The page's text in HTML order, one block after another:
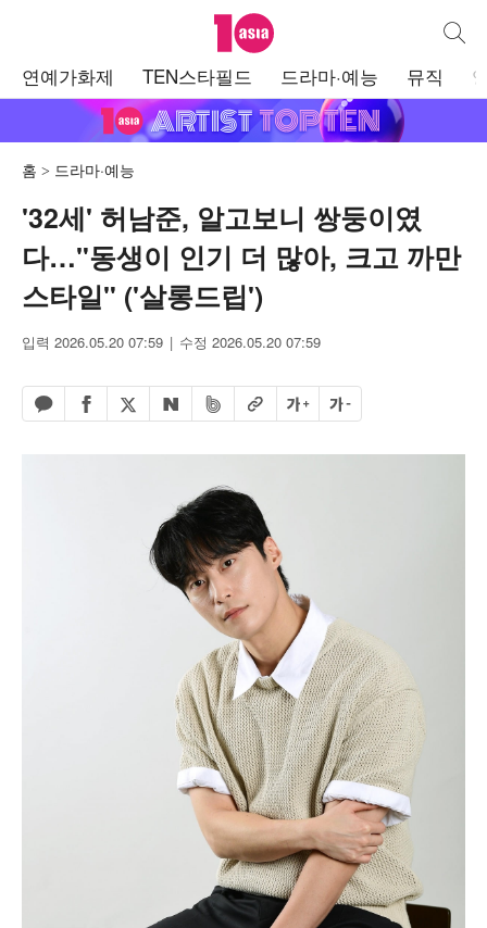
텐아시아 통합
연예가화제 TEN스타필드 드라마·예능 뮤직
홈 드라마·예능
'32세' 허남준, 알고보니 쌍둥이였
다…"동생이 인기 더 많아, 크고 까만
스타일" ('살롱드립')
입력 2026.05.20 07:59 수정 2026.05.20 07:59
카카오톡 공유하기
페이스북 공유하기
엑스 공유하기
네이버 공유하기
밴드 공유하기
URL복사글자 크게글자 작게